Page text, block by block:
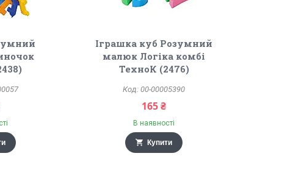
Іграшка куб Розумний
малюк Логіка комбі
ТехноК (2476)
00-00005390
165 ₴
В наявності
Купити